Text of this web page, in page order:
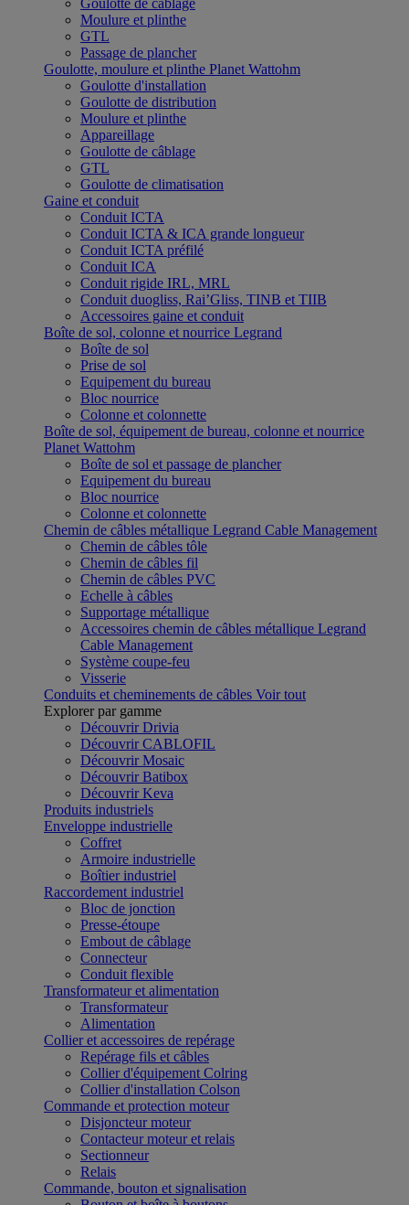
Goulotte de câblage
Moulure et plinthe
GTL
Passage de plancher
Goulotte, moulure et plinthe Planet Wattohm
Goulotte d'installation
Goulotte de distribution
Moulure et plinthe
Appareillage
Goulotte de câblage
GTL
Goulotte de climatisation
Gaine et conduit
Conduit ICTA
Conduit ICTA & ICA grande longueur
Conduit ICTA préfilé
Conduit ICA
Conduit rigide IRL, MRL
Conduit duogliss, Rai’Gliss, TINB et TIIB
Accessoires gaine et conduit
Boîte de sol, colonne et nourrice Legrand
Boîte de sol
Prise de sol
Equipement du bureau
Bloc nourrice
Colonne et colonnette
Boîte de sol, équipement de bureau, colonne et nourrice
Planet Wattohm
Boîte de sol et passage de plancher
Equipement du bureau
Bloc nourrice
Colonne et colonnette
Chemin de câbles métallique Legrand Cable Management
Chemin de câbles tôle
Chemin de câbles fil
Chemin de câbles PVC
Echelle à câbles
Supportage métallique
Accessoires chemin de câbles métallique Legrand
Cable Management
Système coupe-feu
Visserie
Conduits et cheminements de câbles Voir tout
Explorer par gamme
Découvrir Drivia
Découvrir CABLOFIL
Découvrir Mosaic
Découvrir Batibox
Découvrir Keva
Produits industriels
Enveloppe industrielle
Coffret
Armoire industrielle
Boîtier industriel
Raccordement industriel
Bloc de jonction
Presse-étoupe
Embout de câblage
Connecteur
Conduit flexible
Transformateur et alimentation
Transformateur
Alimentation
Collier et accessoires de repérage
Repérage fils et câbles
Collier d'équipement Colring
Collier d'installation Colson
Commande et protection moteur
Disjoncteur moteur
Contacteur moteur et relais
Sectionneur
Relais
Commande, bouton et signalisation